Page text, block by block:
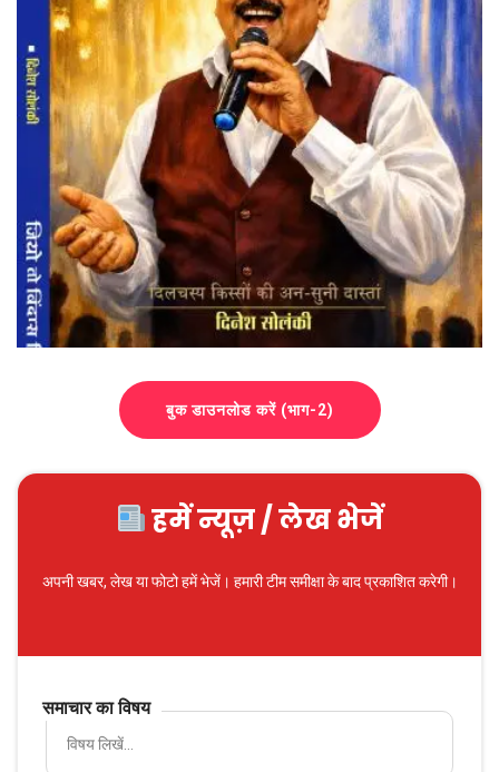
बुक डाउनलोड करें (भाग-2)
हमें न्यूज़ / लेख भेजें
अपनी खबर, लेख या फोटो हमें भेजें। हमारी टीम समीक्षा के बाद प्रकाशित करेगी।
समाचार का विषय